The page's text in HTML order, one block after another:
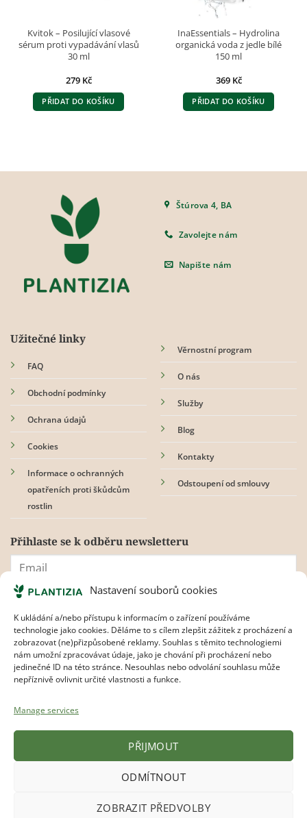
Nastavení souborů cookies
K ukládání a/nebo přístupu k informacím o zařízení používáme
technologie jako cookies. Děláme to s cílem zlepšit zážitek z procházení a
zobrazovat (ne)přizpůsobené reklamy. Souhlas s těmito technologiemi
nám umožní zpracovávat údaje, jako je chování při procházení nebo
jedinečné ID na této stránce. Nesouhlas nebo odvolání souhlasu může
nepříznivě ovlivnit určité vlastnosti a funkce.
Manage services
PŘIJMOUT
ODMÍTNOUT
ZOBRAZIT PŘEDVOLBY
Kvitok – Posilující vlasové
sérum proti vypadávání vlasů
30 ml
279 Kč
PŘIDAT DO KOŠÍKU
InaEssentials – Hydrolina
organická voda z jedle bílé
150 ml
369 Kč
PŘIDAT DO KOŠÍKU
Štúrova 4, BA
Zavolejte nám
Napište nám
Užitečné linky
FAQ
Obchodní podmínky
Ochrana údajů
Cookies
Informace o ochranných
opatřeních proti škůdcům
rostlin
Věrnostní program
O nás
Služby
Blog
Kontakty
Odstoupení od smlouvy
Přihlaste se k odběru newsletteru
MasterCard
Apple
Pay
Pay
Transfer
Copyright 2017 - 2026 Plantizia ®